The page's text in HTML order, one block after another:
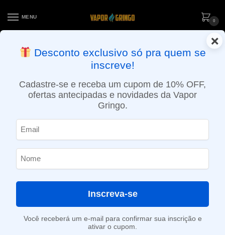
MENU
0
ENTREGA NO MESMO DIA EM SÃO PAULO (SEG A SEX): PEDIDOS
APROVADOS ATÉ 15:30 VIA MOTOBOY
×
Desconto exclusivo só pra quem se
inscreve!
Cadastre-se e receba um cupom de 10% OFF,
ofertas antecipadas e novidades da Vapor
Gringo.
Inscreva-se
Você receberá um e-mail para confirmar sua inscrição e
ativar o cupom.